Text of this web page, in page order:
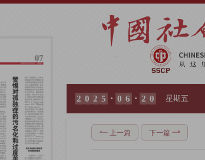
2 0 2 5 · 0 6 · 2 0 星期五
上一篇 下一篇